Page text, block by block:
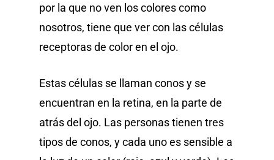
por la que no ven los colores como
nosotros, tiene que ver con las células
receptoras de color en el ojo.
Estas células se llaman conos y se
encuentran en la retina, en la parte de
atrás del ojo. Las personas tienen tres
tipos de conos, y cada uno es sensible a